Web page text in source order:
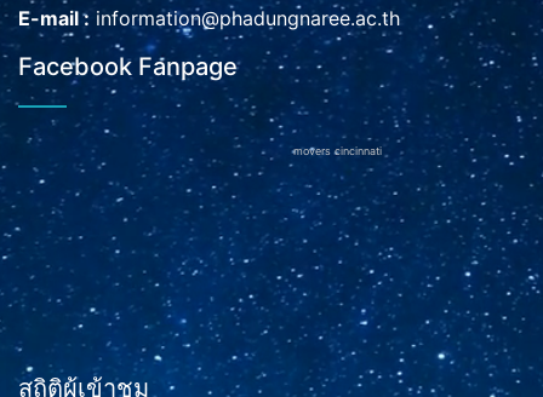
E-mail : information@phadungnaree.ac.th
Facebook Fanpage
movers cincinnati
สถิติผู้เข้าชม